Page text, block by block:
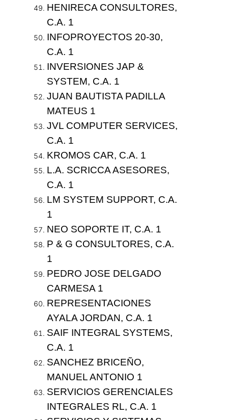
HENIRECA CONSULTORES,
C.A. 1
INFOPROYECTOS 20-30,
C.A. 1
INVERSIONES JAP &
SYSTEM, C.A. 1
JUAN BAUTISTA PADILLA
MATEUS 1
JVL COMPUTER SERVICES,
C.A. 1
KROMOS CAR, C.A. 1
L.A. SCRICCA ASESORES,
C.A. 1
LM SYSTEM SUPPORT, C.A.
1
NEO SOPORTE IT, C.A. 1
P & G CONSULTORES, C.A.
1
PEDRO JOSE DELGADO
CARMESA 1
REPRESENTACIONES
AYALA JORDAN, C.A. 1
SAIF INTEGRAL SYSTEMS,
C.A. 1
SANCHEZ BRICEÑO,
MANUEL ANTONIO 1
SERVICIOS GERENCIALES
INTEGRALES RL, C.A. 1